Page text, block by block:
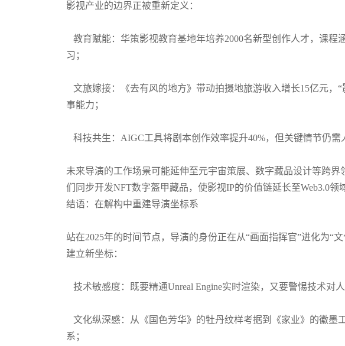
影视产业的边界正被重新定义：
教育赋能：华策影视教育基地年培养2000名新型创作人才，课程
习；
文旅嫁接：《去有风的地方》带动拍摄地旅游收入增长15亿元，
事能力；
科技共生：AIGC工具将剧本创作效率提升40%，但关键情节仍需
未来导演的工作场景可能延伸至元宇宙策展、数字藏品设计等跨
们同步开发NFT数字盔甲藏品，使影视IP的价值链延长至Web3.0领
结语：在解构中重建导演坐标系
站在2025年的时间节点，导演的身份正在从“画面指挥官”进化为“
建立新坐标：
技术敏感度：既要精通Unreal Engine实时渲染，又要警惕技术对人
文化纵深感：从《国色芳华》的牡丹纹样考据到《家业》的徽墨
系；